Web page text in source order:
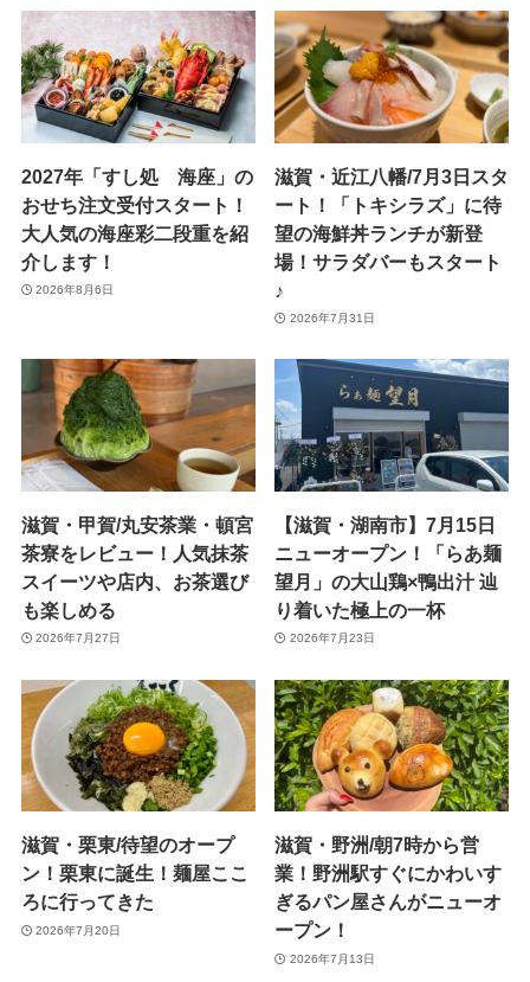
2027年「すし処 海座」の
おせち注文受付スタート！
大人気の海座彩二段重を紹
介します！
2026年8月6日
滋賀・近江八幡/7月3日スタ
ート！「トキシラズ」に待
望の海鮮丼ランチが新登
場！サラダバーもスタート
♪
2026年7月31日
滋賀・甲賀/丸安茶業・頓宮
茶寮をレビュー！人気抹茶
スイーツや店内、お茶選び
も楽しめる
2026年7月27日
【滋賀・湖南市】7月15日
ニューオープン！「らあ麺
望月」の大山鶏×鴨出汁 辿
り着いた極上の一杯
2026年7月23日
滋賀・栗東/待望のオープ
ン！栗東に誕生！麺屋ここ
ろに行ってきた
2026年7月20日
滋賀・野洲/朝7時から営
業！野洲駅すぐにかわいす
ぎるパン屋さんがニューオ
ープン！
2026年7月13日